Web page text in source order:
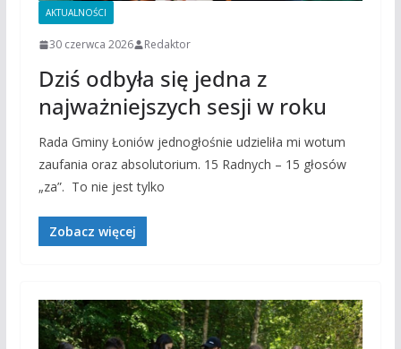
AKTUALNOŚCI
30 czerwca 2026 Redaktor
Dziś odbyła się jedna z
najważniejszych sesji w roku
Rada Gminy Łoniów jednogłośnie udzieliła mi wotum
zaufania oraz absolutorium. 15 Radnych – 15 głosów
„za”. To nie jest tylko
Zobacz więcej